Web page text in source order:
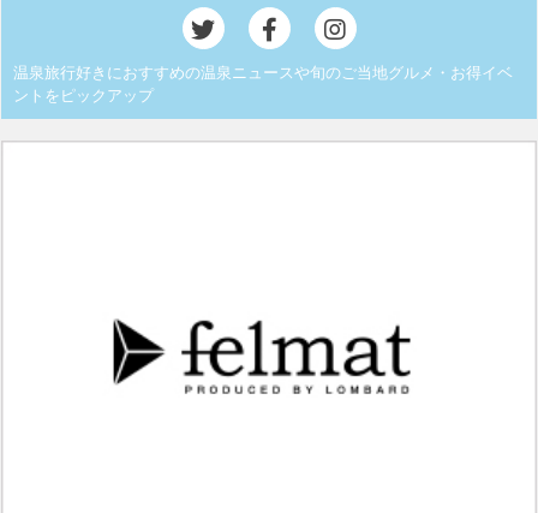
温泉旅行好きにおすすめの温泉ニュースや旬のご当地グルメ・お得イベ
ントをピックアップ